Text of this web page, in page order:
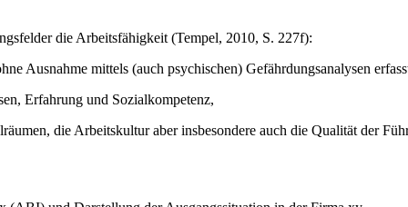
die Arbeitsfähigkeit (Tempel, 2010, S. 227f):
Ausnahme mittels (auch psychischen) Gefährdungsanalysen
Erfahrung und Sozialkompetenz,
die Arbeitskultur aber insbesondere auch die Qualität der